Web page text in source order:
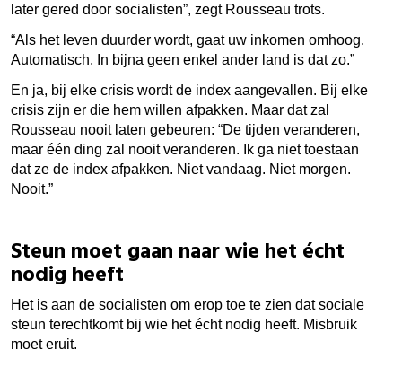
later gered door socialisten”, zegt Rousseau trots.
“Als het leven duurder wordt, gaat uw inkomen omhoog.
Automatisch. In bijna geen enkel ander land is dat zo.”
En ja, bij elke crisis wordt de index aangevallen. Bij elke
crisis zijn er die hem willen afpakken. Maar dat zal
Rousseau nooit laten gebeuren: “De tijden veranderen,
maar één ding zal nooit veranderen. Ik ga niet toestaan
dat ze de index afpakken. Niet vandaag. Niet morgen.
Nooit.”
Steun moet gaan naar wie het écht
nodig heeft
Het is aan de socialisten om erop toe te zien dat sociale
steun terechtkomt bij wie het écht nodig heeft. Misbruik
moet eruit.